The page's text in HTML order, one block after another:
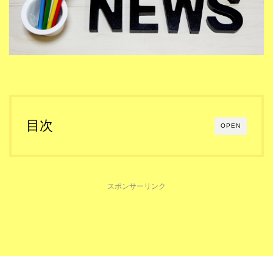
OPEN
目次
スポンサーリンク